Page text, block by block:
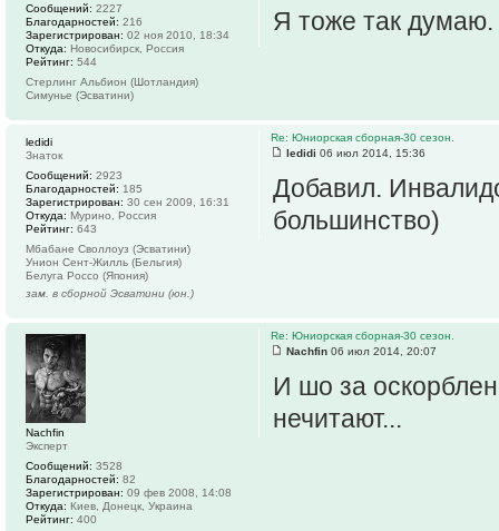
Я тоже так думаю.
Сообщений: 2227
Благодарностей: 216
Зарегистрирован: 02 ноя 2010, 18:34
Откуда: Новосибирск, Россия
Рейтинг: 544
Стерлинг Альбион (Шотландия)
Симунье (Эсватини)
Re: Юниорская сборная-30 сезон.
ledidi 06 июл 2014, 15:36
Добавил.
большинство)
ledidi
Знаток
Сообщений: 2923
Благодарностей: 185
Зарегистрирован: 30 сен 2009, 16:31
Откуда: Мурино, Россия
Рейтинг: 643
Мбабане Своллоуз (Эсватини)
Унион Сент-Жилль (Бельгия)
Белуга Россо (Япония)
зам. в сборной Эсватини (юн.)
Re: Юниорская сборная-30 сезон.
Nachfin 06 июл 2014, 20:07
И шо за
нечитают...
Nachfin
Эксперт
Сообщений: 3528
Благодарностей: 82
Зарегистрирован: 09 фев 2008, 14:08
Откуда: Киев, Донецк, Украина
Рейтинг: 400